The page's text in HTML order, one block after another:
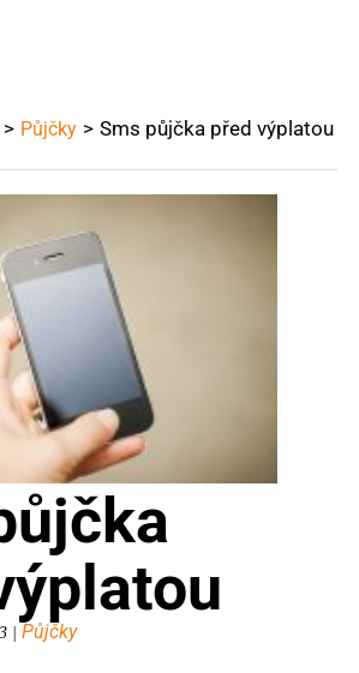
Půjčky Sms půjčka před výplatou
| Půjčky